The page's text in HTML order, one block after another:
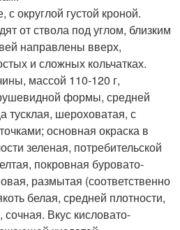
округлой густой кроной.
от ствола под углом, близким
направлены вверх,
и сложных кольчатках.
массой 110-120 г,
формы, средней
тусклая, шероховатая, с
основная окраска в
зеленая, потребительской
покровная буровато-
размытая (соответственно
белая, средней плотности,
Вкус кисловато-